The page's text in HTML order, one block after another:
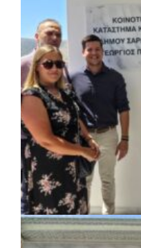
ΚΟΙΝΩΝΙΑ | 07/08/2026 ·
Το Δημοτικό